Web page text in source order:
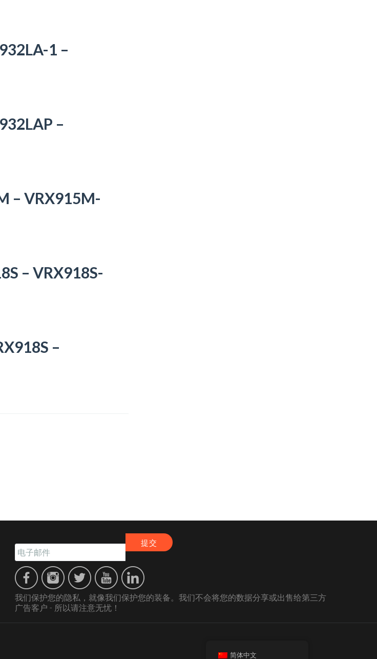
1 –
–
– VRX915M-
– VRX918S-
–
我们保护您的隐私，就像我们保护您的装备。我们不会将您的数据分享或出售给第三方
广告客户 - 所以请注意无忧！
简体中文